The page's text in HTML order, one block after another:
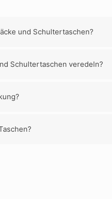
und Schultertaschen?
Schultertaschen veredeln?